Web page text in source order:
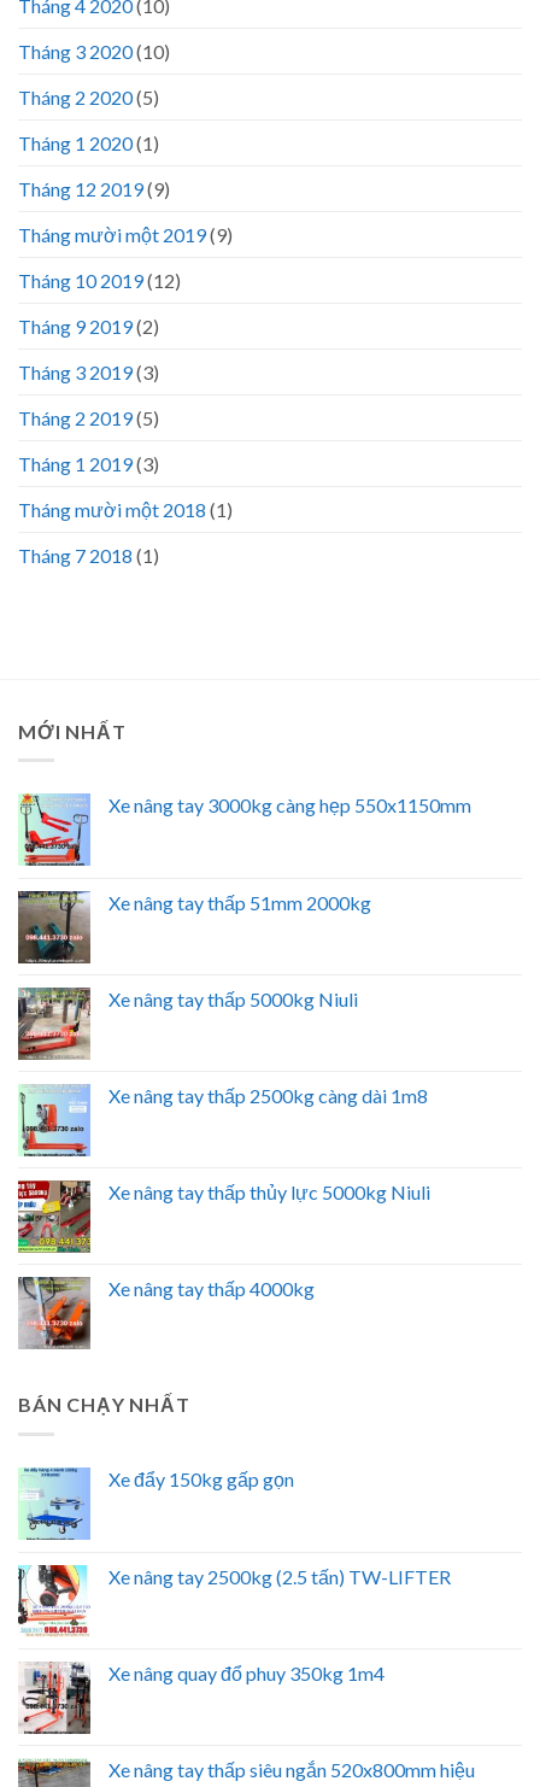
Tháng 4 2020(10)
Tháng 3 2020(10)
Tháng 2 2020(5)
Tháng 1 2020(1)
Tháng 12 2019(9)
Tháng mười một 2019(9)
Tháng 10 2019(12)
Tháng 9 2019(2)
Tháng 3 2019(3)
Tháng 2 2019(5)
Tháng 1 2019(3)
Tháng mười một 2018 (1)
Tháng 7 2018 (1)
MỚI NHẤT
Xe nâng tay 3000kg càng hẹp 550x1150mm
Xe nâng tay thấp 51mm 2000kg
Xe nâng tay thấp 5000kg Niuli
Xe nâng tay thấp 2500kg càng dài 1m8
Xe nâng tay thấp thủy lực 5000kg Niuli
Xe nâng tay thấp 4000kg
BÁN CHẠY NHẤT
Xe đẩy 150kg gấp gọn
Xe nâng tay 2500kg (2.5 tấn) TW-LIFTER
Xe nâng quay đổ phuy 350kg 1m4
Xe nâng tay thấp siêu ngắn 520x800mm hiệu